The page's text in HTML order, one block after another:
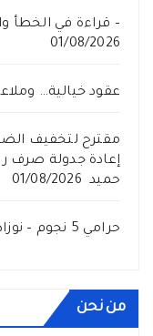
– قراءة في الخطأ
01/08/2026
عقود خيالية…
مقترح لتخفيف
إعادة جدولة صرف
حميد 01/08/2026
حرامي 5 نجوم – نوزاد حسن
من نحن